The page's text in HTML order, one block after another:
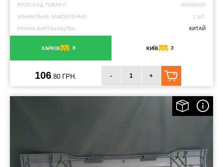
КРОС-КОД ТОВАРУ: R0688009
МІНІМАЛЬНЕ ЗАМОВЛЕННЯ: 1 ШТ.
КРАЇНА ВИРОБНИЦТВА: КИТАЙ
ХАРКІВ 8 КИЇВ 3
106.80 ГРН. - +